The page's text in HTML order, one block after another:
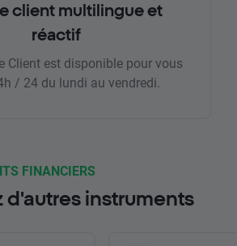
client multilingue et
réactif
Client est disponible pour vous
/ 24 du lundi au vendredi.
FINANCIERS
d'autres instruments